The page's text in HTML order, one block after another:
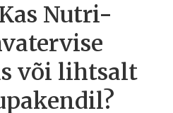
Nutri-
või lihtsalt